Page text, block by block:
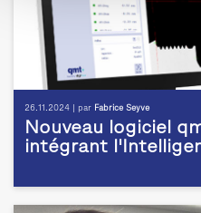
26.11.2024 | par Fabrice Seyve
Nouveau logiciel
intégrant